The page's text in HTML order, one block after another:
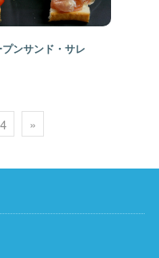
プンサンド・サレ
4 »